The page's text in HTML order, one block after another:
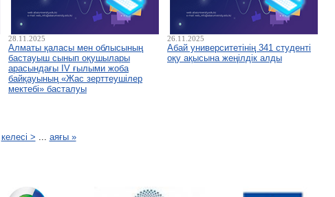
28.11.2025
Алматы қаласы мен облысының
бастауыш сынып оқушылары
арасындағы IV ғылыми жоба
байқауының «Жас зерттеушілер
мектебі» басталуы
26.11.2025
Абай университетінің 341 студенті
оқу ақысына жеңілдік алды
келесі > ... аяғы »